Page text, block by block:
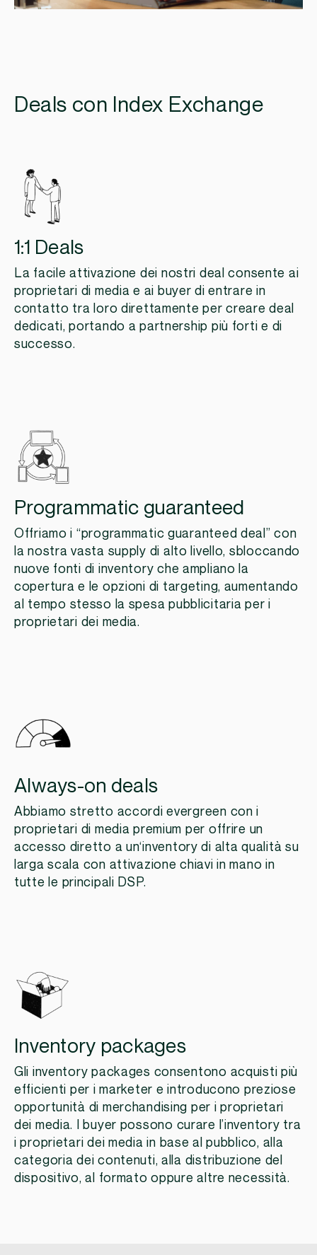
Deals con Index Exchange
1:1 Deals
La facile attivazione dei nostri deal consente ai
proprietari di media e ai buyer di entrare in
contatto tra loro direttamente per creare deal
dedicati, portando a partnership più forti e di
successo.
Programmatic guaranteed
Offriamo i “programmatic guaranteed deal” con
la nostra vasta supply di alto livello, sbloccando
nuove fonti di inventory che ampliano la
copertura e le opzioni di targeting, aumentando
al tempo stesso la spesa pubblicitaria per i
proprietari dei media.
Always-on deals
Abbiamo stretto accordi evergreen con i
proprietari di media premium per offrire un
accesso diretto a un‘inventory di alta qualità su
larga scala con attivazione chiavi in manoin
tutte le principali DSP.
Inventory packages
Gli inventory packages consentono acquisti più
efficienti per i marketer e introducono preziose
opportunità di merchandising per i proprietari
dei media. I buyer possono curare l’inventory tra
i proprietari dei media in base al pubblico, alla
categoria dei contenuti, alla distribuzione del
dispositivo, al formato oppure altre necessità.